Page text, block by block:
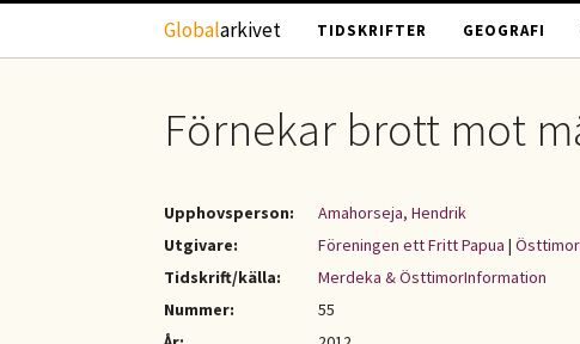
Hoppa till huvudinnehåll
Globalarkivet TIDSKRIFTER GEOGRAFI
Förnekar brott mot
Upphovsperson:
Amahorseja, Hendrik
Utgivare:
Föreningen ett Fritt Papua |
Tidskrift/källa:
Merdeka & ÖsttimorInformation
Nummer:
55